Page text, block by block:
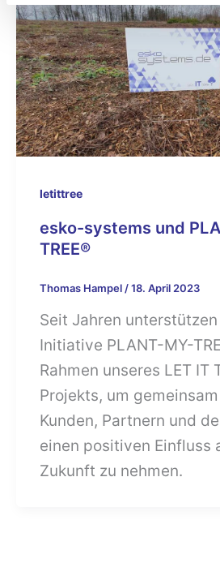
letittree
esko-systems und
TREE®
Thomas Hampel /18. April 2023
Seit Jahren
Initiative PLANT-MY-
Rahmen unseres LET IT
Projekts, um
Kunden, Partnern und
einen positiven Einfluss
Zukunft zu nehmen.